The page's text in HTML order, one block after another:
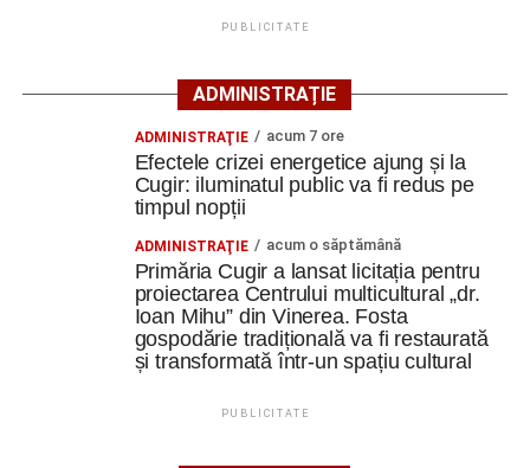
Clădirile au nevoie de lucrări
ample de consolidare
Potrivit documentației de licitație, expertizele tehnice au
acestea se numără infiltrații de apă, umiditate, degradarea
elementelor din lemn și a acoperișurilor, dar și prăbușirea
parțială a șurii.
De asemenea, instalațiile existente sunt depășite din
PUBLICITATE
ADMINISTRAȚIE
ADMINISTRAŢIE acum 7 ore
Efectele crizei energetice ajung și la
Cugir: iluminatul public va fi redus pe
timpul nopții
ADMINISTRAŢIE acum o săptămână
Primăria Cugir a lansat licitația pentru
proiectarea Centrului multicultural „dr.
Ioan Mihu” din Vinerea. Fosta
gospodărie tradițională va fi restaurată
și transformată într-un spațiu cultural
PUBLICITATE